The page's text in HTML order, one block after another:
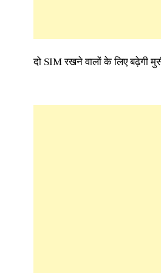
दो SIM रखने वालों के लिए बढ़ेगी